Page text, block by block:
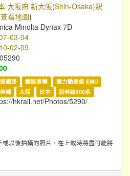
大阪府 新大阪(Shin-Osaka)駅
查看地圖)
Minolta Dynax 7D
03-04
02-09
鐵路 鐵路車輛
電力動車組 EMU
線
大阪 日本 新幹線500系
hkrail.net/Photos/5290/
以後拍攝的照片，在上載時將盡可能將